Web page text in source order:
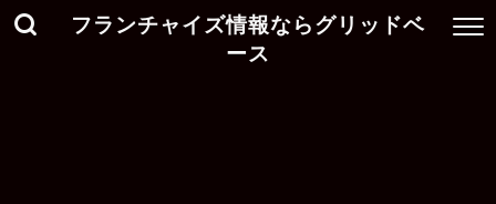
フランチャイズ情報ならグリッドベ
ース